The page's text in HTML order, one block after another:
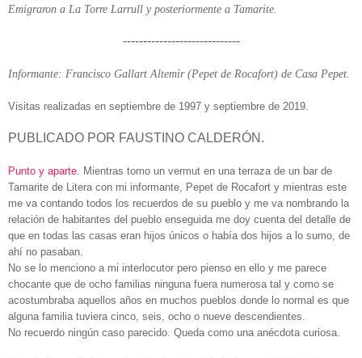
Emigraron a La Torre Larrull y posteriormente a Tamarite.
-----------------------------
Informante: Francisco Gallart Altemir (Pepet de Rocafort) de Casa Pepet.
Visitas realizadas en septiembre de 1997 y septiembre de 2019.
PUBLICADO POR FAUSTINO CALDERÓN.
Punto y aparte.
Mientras tomo un vermut en una terraza de un bar de
Tamarite de Litera con mi informante, Pepet de Rocafort y mientras este
me va contando todos los recuerdos de su pueblo y me va nombrando la
relación de habitantes del pueblo enseguida me doy cuenta del detalle de
que en todas las casas eran hijos únicos o había dos hijos a lo sumo, de
ahí no pasaban.
No se lo menciono a mi interlocutor pero pienso en ello y me parece
chocante que de ocho familias ninguna fuera numerosa tal y como se
acostumbraba aquellos años en muchos pueblos donde lo normal es que
alguna familia tuviera cinco, seis, ocho o nueve descendientes.
No recuerdo ningún caso parecido. Queda como una anécdota curiosa.